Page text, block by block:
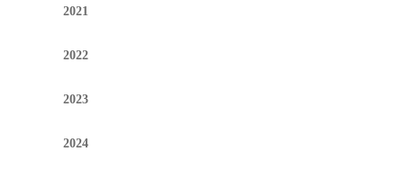
2021
2022
2023
2024